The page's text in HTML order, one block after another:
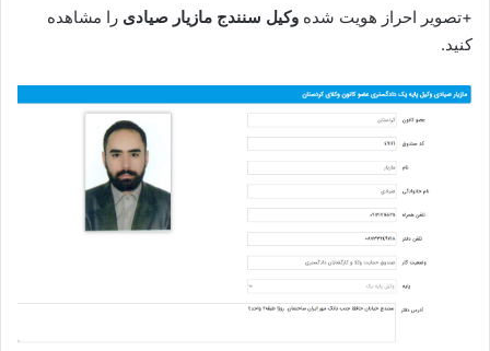
+تصویر احراز هویت شده وکیل سنندج مازیار صیادی را مشاهده
کنید.